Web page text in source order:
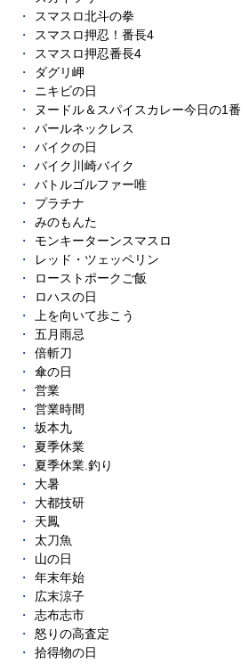
スマスロ北斗の拳
スマスロ押忍！番長4
スマスロ押忍番長4
ダグリ岬
ニキビの日
ヌードル＆スパイスカレー今日の1番
パールネックレス
バイクの日
バイク川崎バイク
バトルゴルファー唯
プラチナ
みのもんた
モンキーターンスマスロ
レッド・ツェッペリン
ローストポークご飯
ロハスの日
上を向いて歩こう
五月雨忌
倍斬刀
傘の日
営業
営業時間
坂本九
夏季休業
夏季休業.釣り
大暑
大都技研
天鳳
太刀魚
山の日
年末年始
広末涼子
志布志市
怒りの高査定
拾得物の日